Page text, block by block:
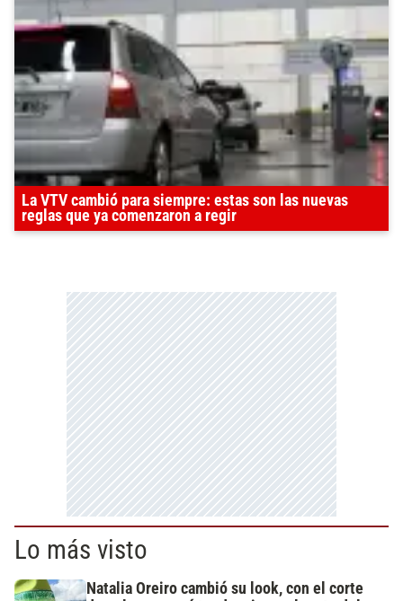
La VTV cambió para siempre: estas son las nuevas
reglas que ya comenzaron a regir
Lo más visto
Natalia Oreiro cambió su look, con el corte